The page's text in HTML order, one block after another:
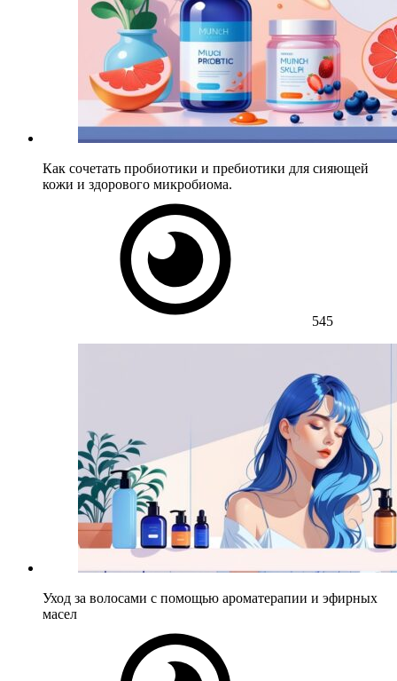
Как сочетать пробиотики и пребиотики для сияющей
кожи и здорового микробиома.
545
Уход за волосами с помощью ароматерапии и эфирных
масел